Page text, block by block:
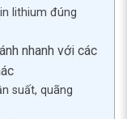
lithium đúng
nhanh với các
suất, quãng